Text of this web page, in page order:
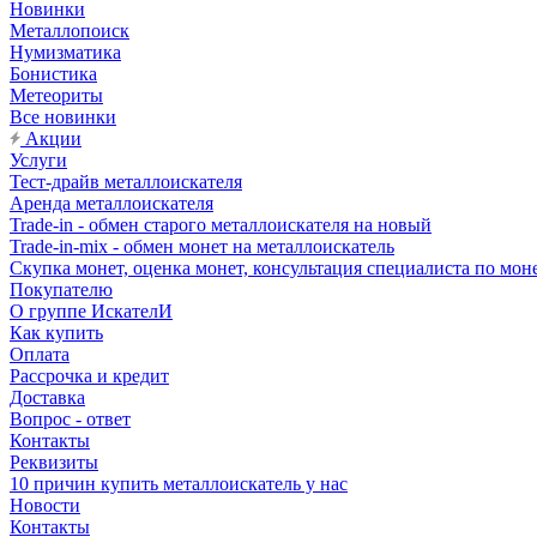
Новинки
Металлопоиск
Нумизматика
Бонистика
Метеориты
Все новинки
Акции
Услуги
Тест-драйв металлоискателя
Аренда металлоискателя
Trade-in - обмен старого металлоискателя на новый
Trade-in-mix - обмен монет на металлоискатель
Скупка монет, оценка монет, консультация специалиста по
Покупателю
О группе ИскателИ
Как купить
Оплата
Рассрочка и кредит
Доставка
Вопрос - ответ
Контакты
Реквизиты
10 причин купить металлоискатель у нас
Новости
Контакты